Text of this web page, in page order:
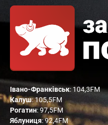
Івано-Франківськ: 104,3FM
Калуш: 105,5FM
Рогатин: 97,5FM
Яблуниця: 92,4FM